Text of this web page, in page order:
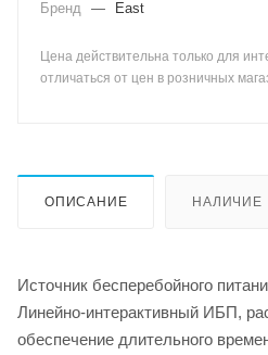
Бренд — East
Цена действительна только для
отличаться от цен в розничных
ОПИСАНИЕ НАЛИЧИЕ
Источник бесперебойного
Линейно-интерактивный ИБП,
обеспечение длительного